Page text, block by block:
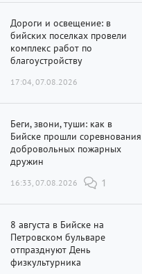
Дороги и освещение: в
бийских поселках провели
комплекс работ по
благоустройству
17:04, 07.08.2026
Беги, звони, туши: как в
Бийске прошли соревнования
добровольных пожарных
дружин
16:33, 07.08.2026 1
8 августа в Бийске на
Петровском бульваре
отпразднуют День
физкультурника